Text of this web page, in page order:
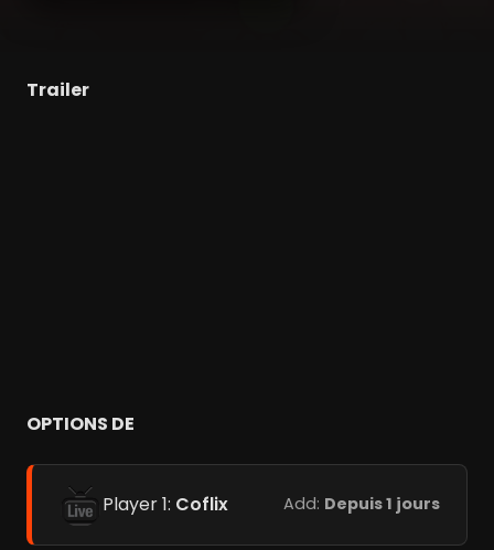
Trailer
OPTIONS DE
Player 1: Coflix Add: Depuis 1 jours